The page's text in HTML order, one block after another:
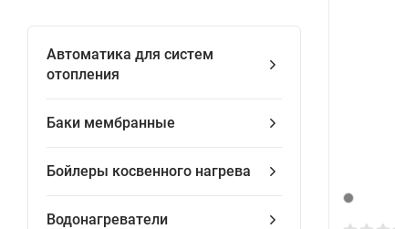
Автоматика для систем
отопления
Баки мембранные
Бойлеры косвенного нагрева
Водонагреватели